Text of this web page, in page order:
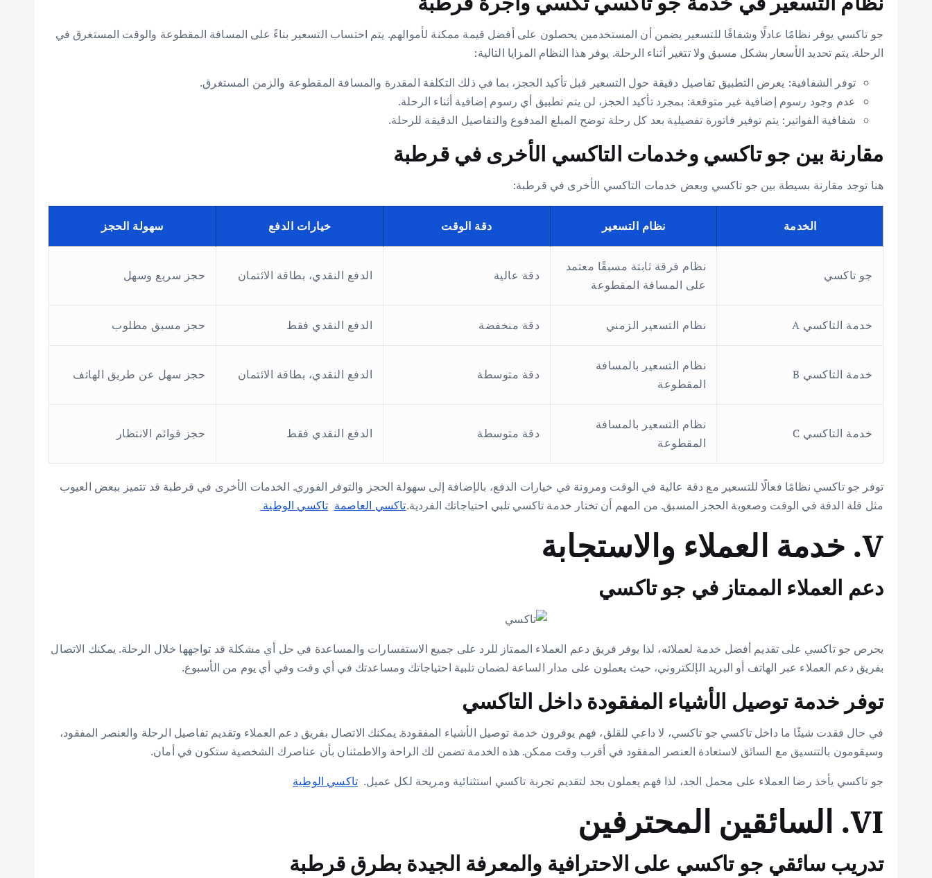
جو تاكسي يوفر نظامًا عادلًا وشفافًا للتسعير يضمن أن المستخدمين يحصلون على أفضل قيمة ممكنة لأموالهم. يتم احتساب التسعير بناءً على المسافة المقطوعة والوقت المستغرق في
الرحلة. يتم تحديد الأسعار بشكل مسبق ولا تتغير أثناء الرحلة. يوفر هذا النظام المزايا التالية:
توفر الشفافية: يعرض التطبيق تفاصيل دقيقة حول التسعير قبل تأكيد الحجز، بما في ذلك التكلفة المقدرة والمسافة المقطوعة والزمن المستغرق.
عدم وجود رسوم إضافية غير متوقعة: بمجرد تأكيد الحجز، لن يتم تطبيق أي رسوم إضافية أثناء الرحلة.
شفافية الفواتير: يتم توفير فاتورة تفصيلية بعد كل رحلة توضح المبلغ المدفوع والتفاصيل الدقيقة للرحلة.
مقارنة بين جو تاكسي وخدمات التاكسي الأخرى في قرطبة
هنا توجد مقارنة بسيطة بين جو تاكسي وبعض خدمات التاكسي الأخرى في قرطبة:
الخدمة نظام التسعير دقة الوقت خيارات الدفع سهولة الحجز
جو تاكسي
نظام فرقة ثابتة مسبقًا معتمد
على المسافة المقطوعة
دقة عالية الدفع النقدي، بطاقة الائتمان حجز سريع وسهل
خدمة التاكسي A نظام التسعير الزمني دقة منخفضة الدفع النقدي فقط حجز مسبق مطلوب
خدمة التاكسي B
نظام التسعير بالمسافة
المقطوعة
دقة متوسطة الدفع النقدي، بطاقة الائتمان حجز سهل عن طريق الهاتف
خدمة التاكسي C
نظام التسعير بالمسافة
المقطوعة
دقة متوسطة الدفع النقدي فقط حجز قوائم الانتظار
توفر جو تاكسي نظامًا فعالًا للتسعير مع دقة عالية في الوقت ومرونة في خيارات الدفع، بالإضافة إلى سهولة الحجز والتوفر الفوري. الخدمات الأخرى في قرطبة قد تتميز ببعض العيوب
مثل قلة الدقة في الوقت وصعوبة الحجز المسبق. من المهم أن تختار خدمة تاكسي تلبي احتياجاتك الفردية.تاكسي العاصمة تاكسي الوطية
V. خدمة العملاء والاستجابة
دعم العملاء الممتاز في جو تاكسي
يحرص جو تاكسي على تقديم أفضل خدمة لعملائه، لذا يوفر فريق دعم العملاء الممتاز للرد على جميع الاستفسارات والمساعدة في حل أي مشكلة قد تواجهها خلال الرحلة. يمكنك الاتصال
بفريق دعم العملاء عبر الهاتف أو البريد الإلكتروني، حيث يعملون على مدار الساعة لضمان تلبية احتياجاتك ومساعدتك في أي وقت وفي أي يوم من الأسبوع.
توفر خدمة توصيل الأشياء المفقودة داخل التاكسي
في حال فقدت شيئًا ما داخل تاكسي جو تاكسي، لا داعي للقلق، فهم يوفرون خدمة توصيل الأشياء المفقودة. يمكنك الاتصال بفريق دعم العملاء وتقديم تفاصيل الرحلة والعنصر المفقود،
وسيقومون بالتنسيق مع السائق لاستعادة العنصر المفقود في أقرب وقت ممكن. هذه الخدمة تضمن لك الراحة والاطمئنان بأن عناصرك الشخصية ستكون في أمان.
جو تاكسي يأخذ رضا العملاء على محمل الجد، لذا فهم يعملون بجد لتقديم تجربة تاكسي استثنائية ومريحة لكل عميل. تاكسي الوطية
VI. السائقين المحترفين
تدريب سائقي جو تاكسي على الاحترافية والمعرفة الجيدة بطرق قرطبة